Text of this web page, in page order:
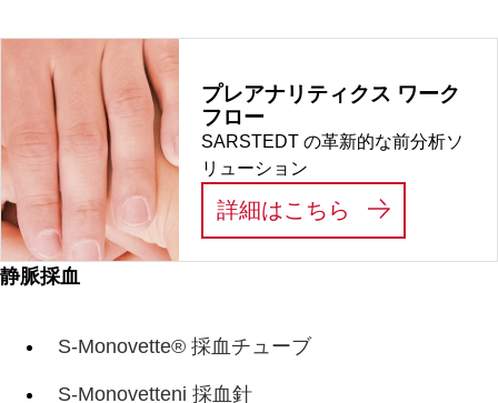
静脈採血
S-Monovette® 採血チューブ
S-Monovetteni 採血針
プレアナリティクス ワーク
フロー
SARSTEDT の革新的な前分析ソ
リューション
詳細はこちら プレアナリ